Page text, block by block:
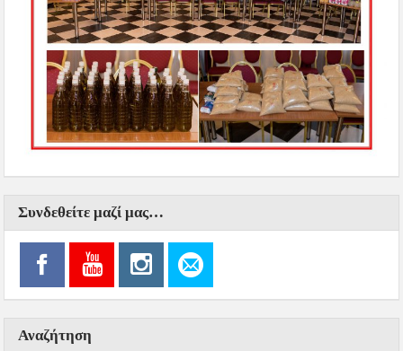
Συνδεθείτε μαζί μας…
Αναζήτηση